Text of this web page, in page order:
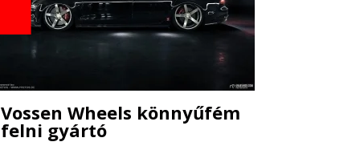
Vossen Wheels könnyűfém
felni gyártó